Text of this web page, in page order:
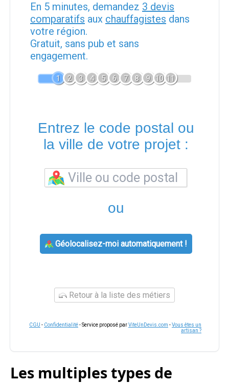
En 5 minutes, demandez 3 devis
comparatifs aux chauffagistes dans
votre région.
Gratuit, sans pub et sans
engagement.
1 2 3 4 5 6 7 8 9 10 11
Entrez le code postal ou
la ville de votre projet :
ou
Géolocalisez-moi automatiquement !
Retour à la liste des métiers
CGU - Confidentialité- Service proposé parViteUnDevis.com -Vous êtes un
artisan ?
Les multiples types de